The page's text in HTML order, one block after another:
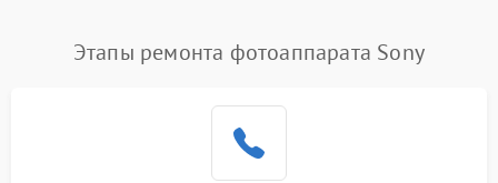
Этапы ремонта фотоаппарата Sony